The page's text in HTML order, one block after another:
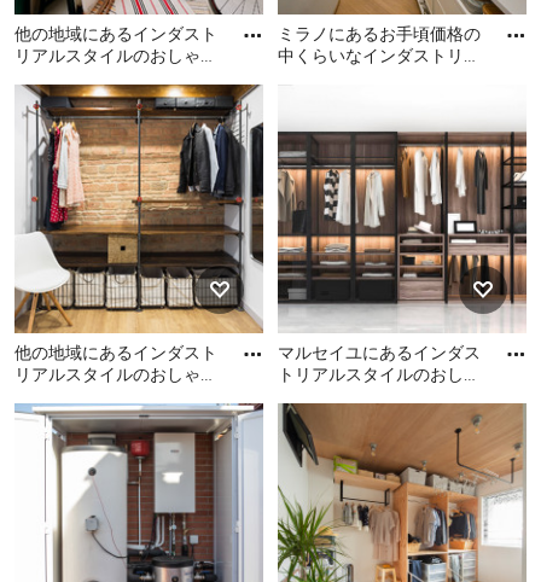
他の地域にあるインダスト
リアルスタイルのおしゃれ
ンクリートの床、グレーの
床
他の地域にあるインダスト
リアルスタイルのおしゃれ
な収納・クローゼット (コン
クリートの床、グレーの床)
の写真
ミラノにあるお手頃価格の
中くらいなインダストリア
ミラノにあるお手頃価格の
ルスタイルのおしゃれな収
納・クローゼット (淡色無垢
フローリング、折り上げ天
井) の写真
他の地域にあるインダスト
リアルスタイルのおしゃれ
ト (オープンシェルフ、濃
他の地域にあるインダスト
リアルスタイルのおしゃれ
なウォークインクローゼッ
ト (オープンシェルフ、濃色
木目調キャビネット、淡色
無垢フローリング、ベージ
ュの床) の写真
マルセイユにあるインダス
トリアルスタイルのおしゃ
写真
マルセイユにあるインダス
トリアルスタイルのおしゃ
れな収納・クローゼットの
写真